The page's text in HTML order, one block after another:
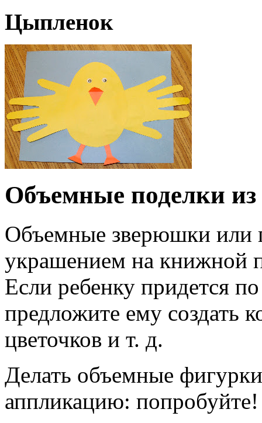
Цыпленок
Объемные поделки из
Объемные зверюшки или
украшением на книжной
Если ребенку придется
предложите ему создать
цветочков и т. д.
Делать объемные
аппликацию: попробуйте!